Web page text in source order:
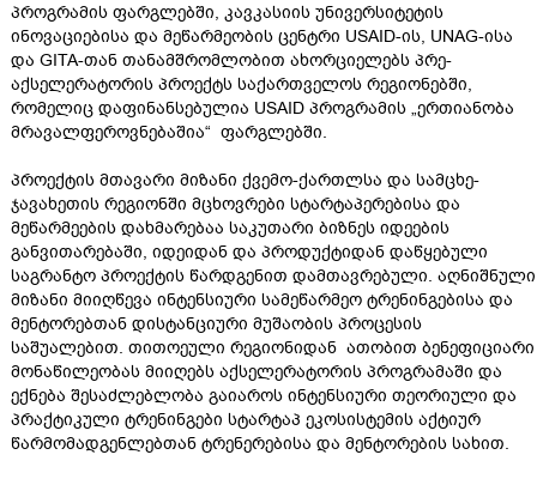
პროგრამის ფარგლებში, კავკასიის უნივერსიტეტის
ინოვაციებისა და მეწარმეობის ცენტრი USAID-ის, UNAG-ისა
და GITA-თან თანამშრომლობით ახორციელებს პრე-
აქსელერატორის პროექტს საქართველოს რეგიონებში,
რომელიც დაფინანსებულია USAID პროგრამის „ერთიანობა
მრავალფეროვნებაშია“ ფარგლებში.
პროექტის მთავარი მიზანი ქვემო-ქართლსა და სამცხე-
ჯავახეთის რეგიონში მცხოვრები სტარტაპერებისა და
მეწარმეების დახმარებაა საკუთარი ბიზნეს იდეების
განვითარებაში, იდეიდან და პროდუქტიდან დაწყებული
საგრანტო პროექტის წარდგენით დამთავრებული. აღნიშნული
მიზანი მიიღწევა ინტენსიური სამეწარმეო ტრენინგებისა და
მენტორებთან დისტანციური მუშაობის პროცესის
საშუალებით. თითოეული რეგიონიდან ათობით ბენეფიციარი
მონაწილეობას მიიღებს აქსელერატორის პროგრამაში და
ექნება შესაძლებლობა გაიაროს ინტენსიური თეორიული და
პრაქტიკული ტრენინგები სტარტაპ ეკოსისტემის აქტიურ
წარმომადგენლებთან ტრენერებისა და მენტორების სახით.